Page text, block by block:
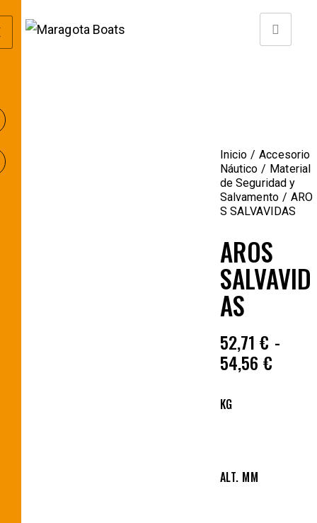
Inicio
Accesorio
Náutico
Material
de Seguridad y
Salvamento
ARO
S SALVAVIDAS
AROS
SALVAVID
AS
52,71 € -
54,56 €
KG
ALT. MM